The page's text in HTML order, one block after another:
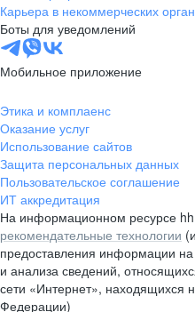
Карьера в некоммерческих
Боты для уведомлений
Мобильное приложение
Этика и комплаенс
Оказание услуг
Использование сайтов
Защита персональных данных
Пользовательское соглашение
ИТ аккредитация
На информационном ресурсе
рекомендательные технологии
предоставления информации
и анализа сведений,
сети «Интернет», находящихся
Федерации)